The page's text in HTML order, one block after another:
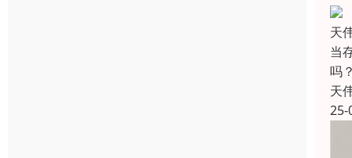
天
当
吗
天
25-